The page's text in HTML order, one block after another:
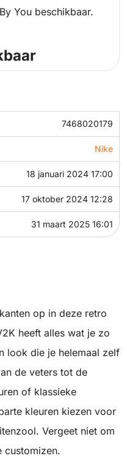
You beschikbaar.
7468020179
Nike
18 januari 2024 17:00
17 oktober 2024 12:28
31 maart 2025 16:01
op in deze retro
heeft alles wat je zo
look die je helemaal zelf
de veters tot de
of klassieke
kleuren kiezen voor
Vergeet niet om
customizen.